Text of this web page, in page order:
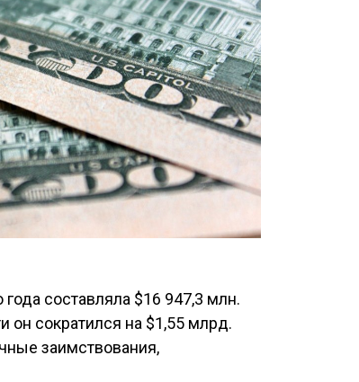
составляла $16 947,3 млн.
сократился на $1,55 млрд.
заимствования,